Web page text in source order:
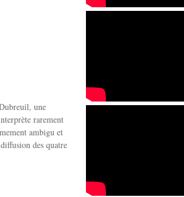
une
rarement
ambigu et
des quatre